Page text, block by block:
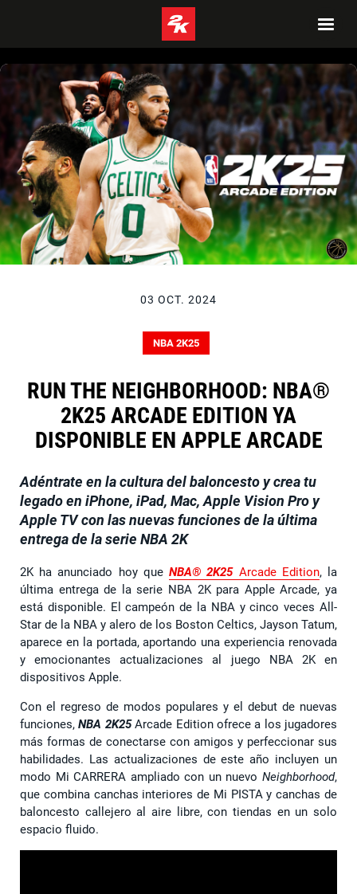
03 OCT. 2024
NBA 2K25
RUN THE NEIGHBORHOOD: NBA®
2K25 ARCADE EDITION YA
DISPONIBLE EN APPLE ARCADE
Adéntrate en la cultura del baloncesto y crea tu
legado en iPhone, iPad, Mac, Apple Vision Pro y
Apple TV con las nuevas funciones de la última
entrega de la serie NBA 2K
2K ha anunciado hoy queNBA® 2K25Arcade Edition, la
última entrega de la serie NBA 2K para Apple Arcade, ya
está disponible. El campeón de la NBA y cinco veces All-
Star de la NBA y alero de los Boston Celtics, Jayson Tatum,
aparece en la portada, aportando una experiencia renovada
y emocionantes actualizaciones al juego NBA 2K en
dispositivos Apple.
Con el regreso de modos populares y el debut de nuevas
funciones,NBA 2K25Arcade Edition ofrece a los jugadores
más formas de conectarse con amigos y perfeccionar sus
habilidades. Las actualizaciones de este año incluyen un
modo Mi CARRERA ampliado con un nuevo Neighborhood,
que combina canchas interiores de Mi PISTA y canchas de
baloncesto callejero al aire libre, con tiendas en un solo
espacio fluido.